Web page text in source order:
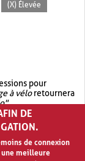
(X) Élevée
pour
à véloretournera
.
.garage OR vélo
à vélo
DE
de connexion
meilleure